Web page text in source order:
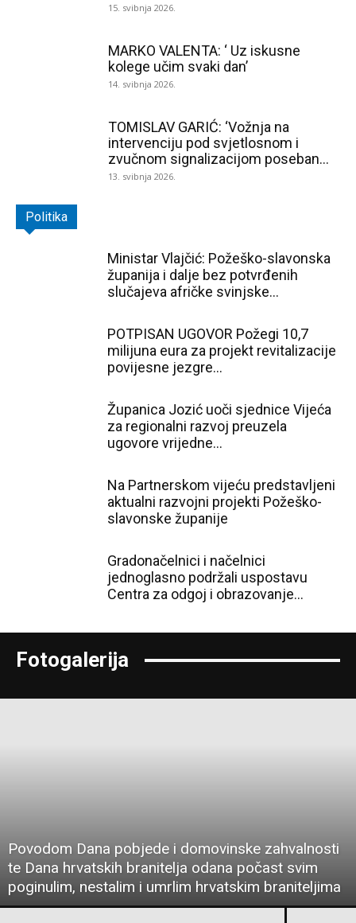
15. svibnja 2026.
MARKO VALENTA: ‘ Uz iskusne
kolege učim svaki dan’
14. svibnja 2026.
TOMISLAV GARIĆ: ‘Vožnja na
intervenciju pod svjetlosnom i
zvučnom signalizacijom poseban...
13. svibnja 2026.
Politika
Ministar Vlajčić: Požeško-slavonska
županija i dalje bez potvrđenih
slučajeva afričke svinjske...
POTPISAN UGOVOR Požegi 10,7
milijuna eura za projekt revitalizacije
povijesne jezgre...
Županica Jozić uoči sjednice Vijeća
za regionalni razvoj preuzela
ugovore vrijedne...
Na Partnerskom vijeću predstavljeni
aktualni razvojni projekti Požeško-
slavonske županije
Gradonačelnici i načelnici
jednoglasno podržali uspostavu
Centra za odgoj i obrazovanje...
Fotogalerija
Povodom Dana pobjede i domovinske zahvalnosti
te Dana hrvatskih branitelja odana počast svim
poginulim, nestalim i umrlim hrvatskim braniteljima